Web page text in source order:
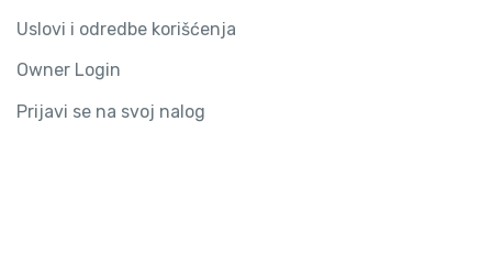
Uslovi i odredbe korišćenja
Owner Login
Prijavi se na svoj nalog